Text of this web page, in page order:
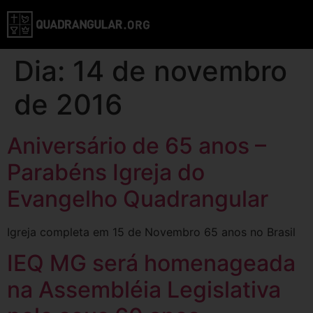
Dia: 14 de novembro
de 2016
Aniversário de 65 anos –
Parabéns Igreja do
Evangelho Quadrangular
Igreja completa em 15 de Novembro 65 anos no Brasil
IEQ MG será homenageada
na Assembléia Legislativa